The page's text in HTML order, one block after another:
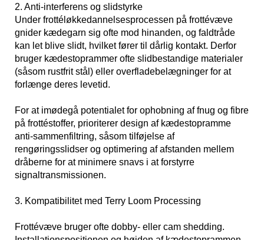
2. Anti-interferens og slidstyrke
Under frottéløkkedannelsesprocessen på frottévæve
gnider kædegarn sig ofte mod hinanden, og faldtråde
kan let blive slidt, hvilket fører til dårlig kontakt. Derfor
bruger kædestoprammer ofte slidbestandige materialer
(såsom rustfrit stål) eller overfladebelægninger for at
forlænge deres levetid.
For at imødegå potentialet for ophobning af fnug og fibre
på frottéstoffer, prioriterer design af kædestopramme
anti-sammenfiltring, såsom tilføjelse af
rengøringsslidser og optimering af afstanden mellem
dråberne for at minimere snavs i at forstyrre
signaltransmissionen.
3. Kompatibilitet med Terry Loom Processing
Frottévæve bruger ofte dobby- eller cam shedding.